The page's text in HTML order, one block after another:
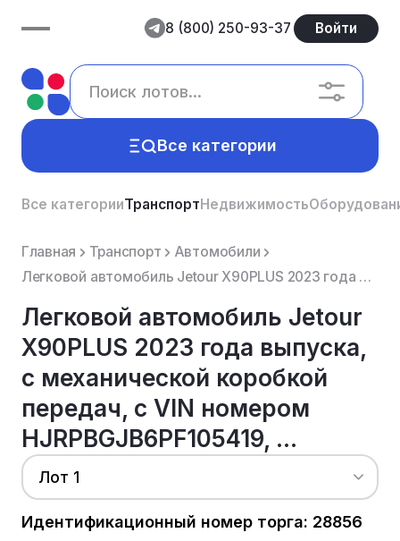
8 (800) 250-93-37 Войти
Все категории
Все категорииТранспортНедвижимость
Главная Транспорт
Автомобили
Легковой автомобиль Jetour X90PLUS 2023 года выпуска, с механической коробкой передач, с VIN номером...
Легковой автомобиль Jetour
X90PLUS 2023 года выпуска,
с механической коробкой
передач, с VIN номером
HJRPBGJB6PF105419, ...
Лот 1
Идентификационный номер торга: 28856